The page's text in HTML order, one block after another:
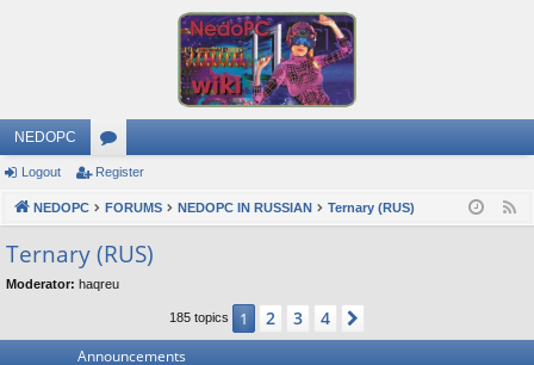
NEDOPC
or
u
m
s
Logout Register
NEDOPC FORUMS NEDOPC IN RUSSIAN Ternary (RUS)
Ternary (RUS)
Moderator: haqreu
185 topics 1 2 3 4
Announcements